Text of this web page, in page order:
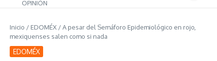
OPINIÓN
Inicio / EDOMÉX /A pesar del Semáforo Epidemiológico en rojo,
mexiquenses salen como si nada
EDOMÉX